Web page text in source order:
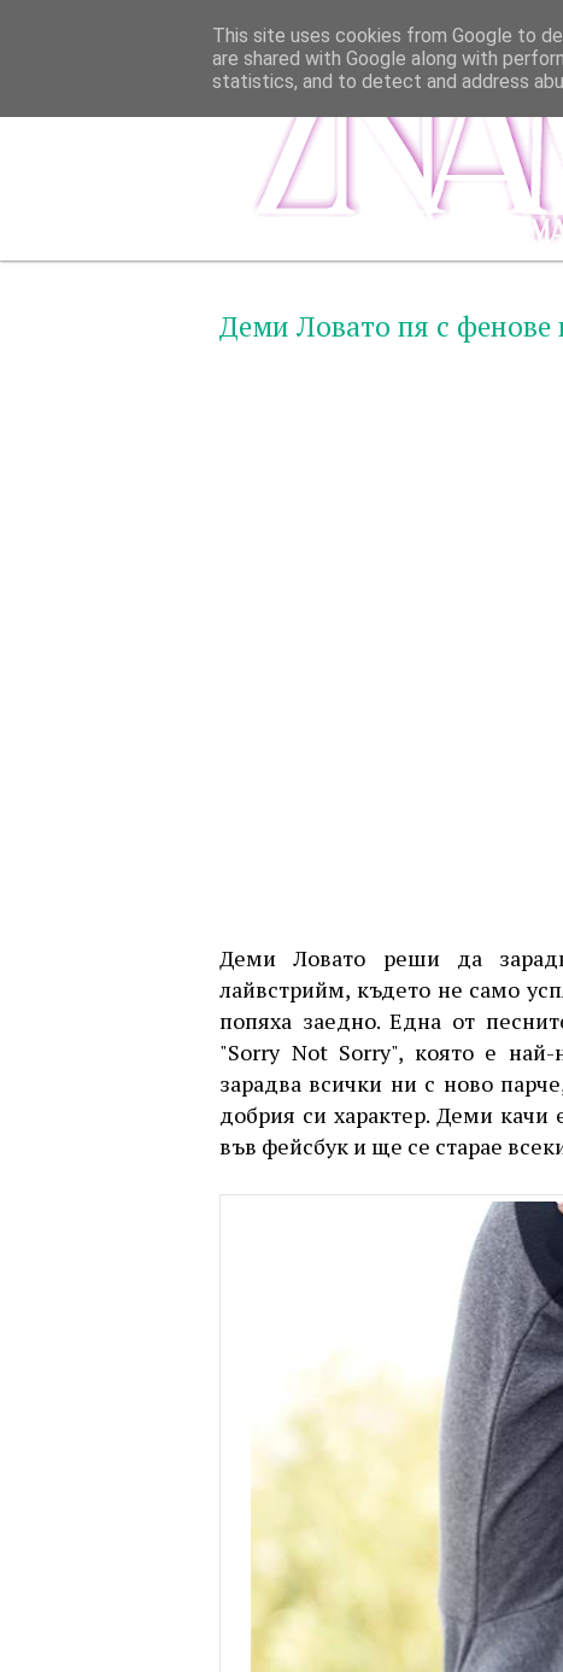
Деми Ловато пя с фенове
Деми Ловато реши да
лайвстрийм, където не само
попяха заедно. Една от
"Sorry Not Sorry", която е
зарадва всички ни с ново
добрия си характер. Деми качи
във фейсбук и ще се старае
This site uses cookies from Google to
are shared with Google along with
statistics, and to detect and address